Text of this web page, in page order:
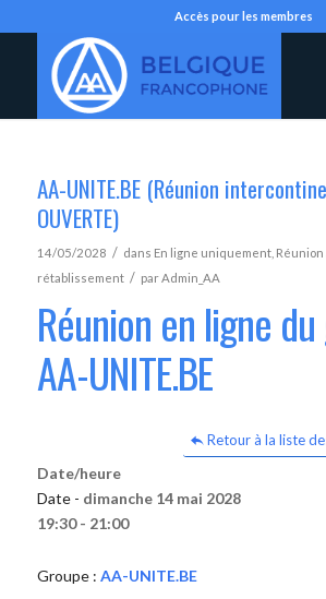
Accès pour les membres
AA-UNITE.BE (Réunion
OUVERTE)
14/05/2028 / dans En ligne uniquement, Réunion
rétablissement / parAdmin_AA
Réunion en ligne
AA-UNITE.BE
Retour à la liste
Date/heure
Date - dimanche 14 mai 2028
19:30 - 21:00
Groupe : AA-UNITE.BE